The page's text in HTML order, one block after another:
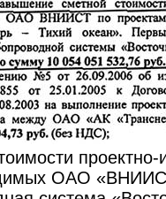
проектно-
ОАО